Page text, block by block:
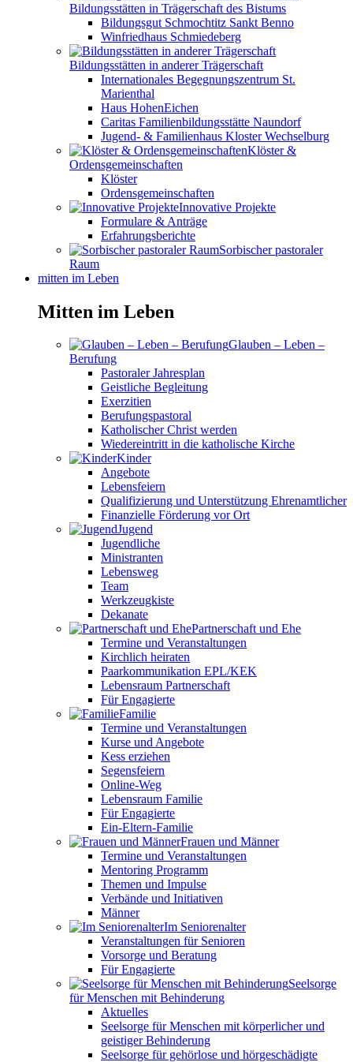
Bildungsstätten in Trägerschaft des Bistums
Bildungsgut Schmochtitz Sankt Benno
Winfriedhaus Schmiedeberg
Bildungsstätten in anderer Trägerschaft
Internationales Begegnungszentrum St.
Marienthal
Haus HohenEichen
Caritas Familienbildungsstätte Naundorf
Jugend- & Familienhaus Kloster Wechselburg
Klöster &
Ordensgemeinschaften
Klöster
Ordensgemeinschaften
Innovative Projekte
Formulare & Anträge
Erfahrungsberichte
Sorbischer pastoraler
Raum
mitten im Leben
Mitten im Leben
Glauben – Leben –
Berufung
Pastoraler Jahresplan
Geistliche Begleitung
Exerzitien
Berufungspastoral
Katholischer Christ werden
Wiedereintritt in die katholische Kirche
Kinder
Angebote
Lebensfeiern
Qualifizierung und Unterstützung Ehrenamtlicher
Finanzielle Förderung vor Ort
Jugend
Jugendliche
Ministranten
Lebensweg
Team
Werkzeugkiste
Dekanate
Partnerschaft und Ehe
Termine und Veranstaltungen
Kirchlich heiraten
Paarkommunikation EPL/KEK
Lebensraum Partnerschaft
Für Engagierte
Familie
Termine und Veranstaltungen
Kurse und Angebote
Kess erziehen
Segensfeiern
Online-Weg
Lebensraum Familie
Für Engagierte
Ein-Eltern-Familie
Frauen und Männer
Termine und Veranstaltungen
Mentoring Programm
Themen und Impulse
Verbände und Initiativen
Männer
Im Seniorenalter
Veranstaltungen für Senioren
Vorsorge und Beratung
Für Engagierte
Seelsorge
für Menschen mit Behinderung
Aktuelles
Seelsorge für Menschen mit körperlicher und
geistiger Behinderung
Seelsorge für gehörlose und hörgeschädigte